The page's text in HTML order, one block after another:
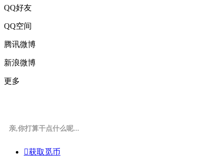
QQ好友
QQ空间
腾讯微博
新浪微博
更多
亲,你打算干点什么呢...
获取觅币